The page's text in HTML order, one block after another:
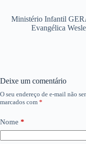
Ministério Infantil
Evangélica
Deixe um comentário
O seu endereço de e-mail não
marcados com *
Nome *